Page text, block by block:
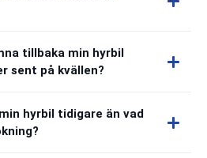
tillbaka min hyrbil
sent på kvällen?
hyrbil tidigare än vad